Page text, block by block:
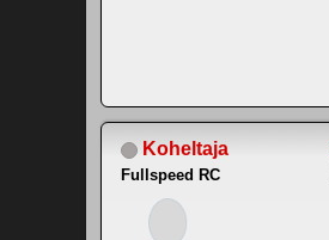
Koheltaja
Fullspeed RC